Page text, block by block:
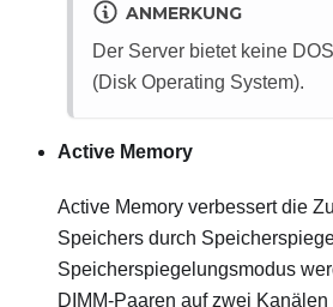
ANMERKUNG
Der Server bietet keine
(Disk Operating System).
Active Memory
Active Memory verbessert die
Speichers durch
Speicherspiegelungsmodus
DIMM-Paaren auf zwei